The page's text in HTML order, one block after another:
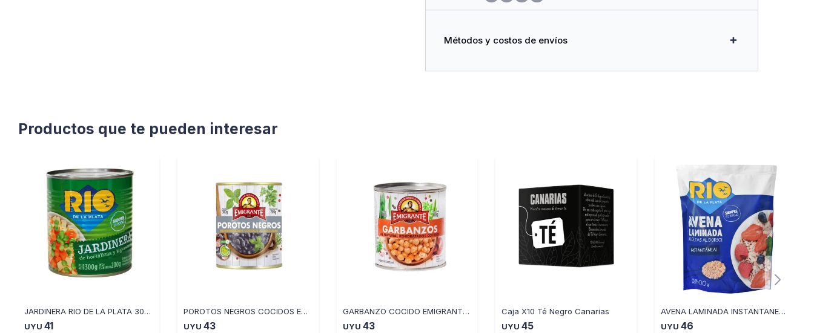
Métodos y costos de envíos
Productos que te pueden interesar
JARDINERA RIO DE LA PLATA 300 GR
UYU 41
POROTOS NEGROS COCIDOS EMIGRANTE EN LATA 300G
UYU 43
GARBANZO COCIDO EMIGRANTE EN LATA 300G
UYU 43
Caja X10 Té Negro Canarias
UYU 45
AVENA LAMINADA INSTANTANEA RIO DE LA PLATA 400 GR
UYU 46